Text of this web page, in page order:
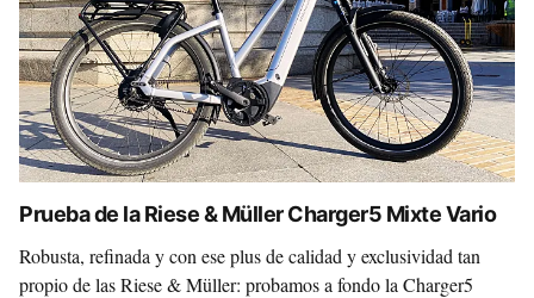
Prueba de la Riese & Müller Charger5 Mixte Vario
Robusta, refinada y con ese plus de calidad y exclusividad tan
propio de las Riese & Müller: probamos a fondo la Charger5